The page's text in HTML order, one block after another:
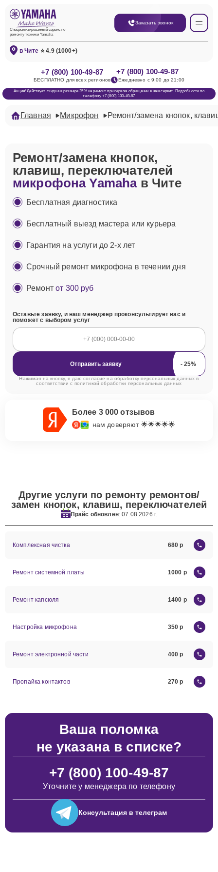
Специализированный сервис по
ремонту техники Yamaha
Заказать звонок
в Чите ⭐ 4.9 (1000+)
+7 (800) 100-49-87
БЕСПЛАТНО для всех регионов
+7 (800) 100-49-87
Ежедневно с 9:00 до 21:00
Акция! Действует скидка в размере 25% на ремонт при первом обращении в наш сервис. Подробности по
телефону +7 (800) 100-49-87
Главная Микрофон Ремонт/замена кнопок,
Ремонт/замена кнопок,
клавиш, переключателей
микрофона Yamahaв Чите
Бесплатная диагностика
Бесплатный выезд мастера или курьера
Гарантия на услуги до 2-х лет
Срочный ремонт микрофона в течении дня
Ремонтот 300 руб
Оставьте заявку, и наш менеджер проконсультирует вас и
поможет с выбором услуг
Отправить заявку
Нажимая на кнопку, я даю согласие на обработку персональных данных в
соответствии с политикой обработки персональных данных
Более 3 000 отзывов
нам доверяют 🌟🌟🌟🌟🌟
Другие услуги по ремонту ремонтов/
замен кнопок, клавиш, переключателей
Прайс обновлен: 07.08.2026 г.
Комплексная чистка 680
Ремонт системной платы 1000
Ремонт капсюля 1400
Настройка микрофона 350
Ремонт электронной части 400
Пропайка контактов 270
Ваша поломка
не указана в списке?
+7 (800) 100-49-87
Уточните у менеджера по телефону
Консультация в телеграм